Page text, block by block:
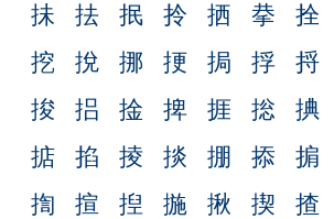
抺
抾 抿 拎 拪 拲 拴
挖
挩 挪 挭 挶 捊 捋
捘
捛 捦 捭 捱 捴 捵
掂
掐 掕 掞 掤 掭 掮
揈
揎 揑 揓 揪 揳 揸